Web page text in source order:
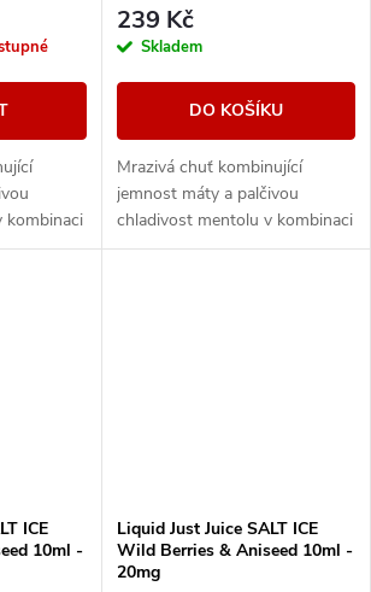
kombinaci
239 Kč
Skladem
DO KOŠÍKU
Mrazivá chuť kombinující
jemnost máty a palčivou
chladivost mentolu v kombinaci
s cooladou.
ICE
10ml -
Liquid Just Juice SALT ICE
Wild Berries & Aniseed 10ml -
20mg